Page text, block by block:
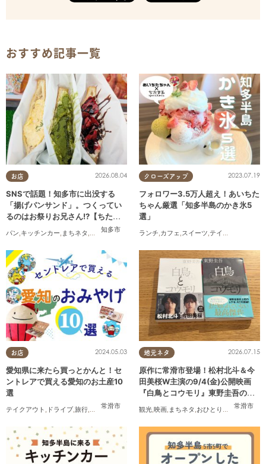
おすすめ記事一覧
お店
知多市
2026.08.04
SNSで話題！知多市に出没する
「揚げパンサンド」。つくってい
るのはお祭りお兄さん!?【ちたま
パン キッチンカー まちネタ ちたまる調査隊 行ってみたレポ
クローズアップ 2023.07.19
フォロワー3.5万人超え！あいちた
ちゃん厳選「知多半島のかき氷5
選」
ランチ カフェ スイーツ テイクアウト
お店
常滑市
2024.05.03
愛知県に来たら買っとかんと！セ
ントレアで買える愛知のお土産10
選
テイクアウト ドライブ 旅行 観光,家族,
地元ネタ
常滑市
2026.07.15
原作に常滑市登場！松村北斗＆今
田美桜W主演の9/4(金)公開映画
『白鳥とコウモリ』東野圭吾の原
観光 映画 まちネタ おひとりさま